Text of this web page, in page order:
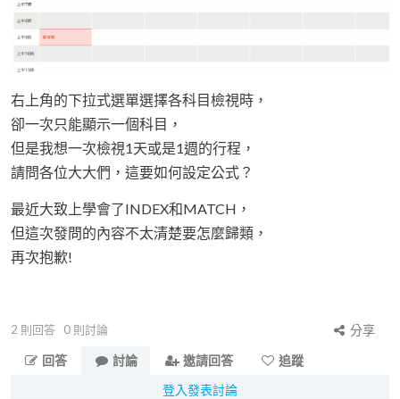
右上角的下拉式選單選擇各科目檢視時，
卻一次只能顯示一個科目，
但是我想一次檢視1天或是1週的行程，
請問各位大大們，這要如何設定公式？
最近大致上學會了INDEX和MATCH，
但這次發問的內容不太清楚要怎麼歸類，
再次抱歉!
2 則回答 0 則討論
分享
回答
討論 邀請回答
追蹤
登入發表討論